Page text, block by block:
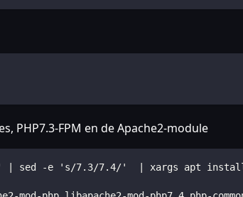
PHP7.3-FPM en de Apache2-module
| sed -e 's/7.3/7.4/'  | xargs apt